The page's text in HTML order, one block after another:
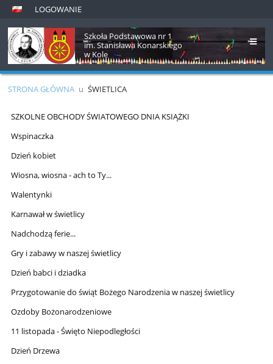
LOGOWANIE
Szkoła Podstawowa nr 1
im. Stanisława Konarskiego
w Kole
STRONA GŁÓWNA u ŚWIETLICA
Świetlica
SZKOLNE OBCHODY ŚWIATOWEGO DNIA KSIĄŻKI
Wspinaczka
Dzień kobiet
Wiosna, wiosna - ach to Ty...
Walentynki
Karnawał w świetlicy
Nadchodzą ferie...
Gry i zabawy w naszej świetlicy
Dzień babci i dziadka
Przygotowanie do świąt Bożego Narodzenia w naszej świetlicy
Ozdoby Bożonarodzeniowe
11 listopada - Święto Niepodległości
Dzień Drzewa